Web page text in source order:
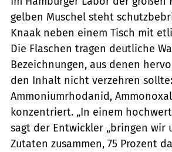
gelben Muschel steht
Knaak neben einem Tisch mit
Die Flaschen tragen deutliche
Bezeichnungen, aus denen
den Inhalt nicht verzehren sollte:
Ammoniumrhodanid,
konzentriert. „In einem
sagt der Entwickler „bringen wir
Zutaten zusammen, 75 Prozent